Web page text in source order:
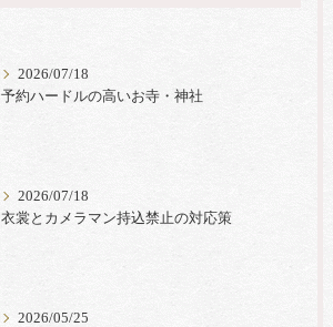
2026/07/18
予約ハードルの高いお寺・神社
2026/07/18
衣裳とカメラマン持込禁止の対応策
2026/05/25